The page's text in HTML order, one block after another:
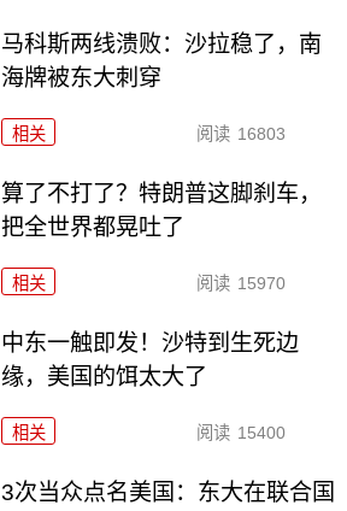
马科斯两线溃败：沙拉稳了，南
海牌被东大刺穿
相关 阅读 16803
算了不打了？特朗普这脚刹车，
把全世界都晃吐了
相关 阅读 15970
中东一触即发！沙特到生死边
缘，美国的饵太大了
相关 阅读 15400
3次当众点名美国：东大在联合国